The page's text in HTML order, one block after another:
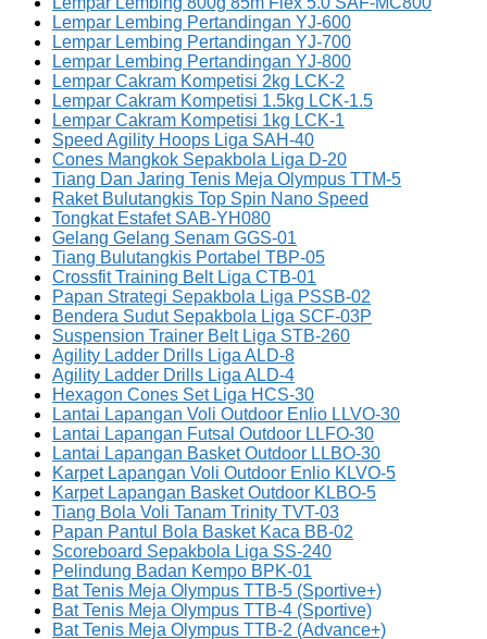
Lempar Lembing Pertandingan YJ-600
Lempar Lembing Pertandingan YJ-700
Lempar Lembing Pertandingan YJ-800
Lempar Cakram Kompetisi 2kg LCK-2
Lempar Cakram Kompetisi 1.5kg LCK-1.5
Lempar Cakram Kompetisi 1kg LCK-1
Speed Agility Hoops Liga SAH-40
Cones Mangkok Sepakbola Liga D-20
Tiang Dan Jaring Tenis Meja Olympus TTM-5
Raket Bulutangkis Top Spin Nano Speed
Tongkat Estafet SAB-YH080
Gelang Gelang Senam GGS-01
Tiang Bulutangkis Portabel TBP-05
Crossfit Training Belt Liga CTB-01
Papan Strategi Sepakbola Liga PSSB-02
Bendera Sudut Sepakbola Liga SCF-03P
Suspension Trainer Belt Liga STB-260
Agility Ladder Drills Liga ALD-8
Agility Ladder Drills Liga ALD-4
Hexagon Cones Set Liga HCS-30
Lantai Lapangan Voli Outdoor Enlio LLVO-30
Lantai Lapangan Futsal Outdoor LLFO-30
Lantai Lapangan Basket Outdoor LLBO-30
Karpet Lapangan Voli Outdoor Enlio KLVO-5
Karpet Lapangan Basket Outdoor KLBO-5
Tiang Bola Voli Tanam Trinity TVT-03
Papan Pantul Bola Basket Kaca BB-02
Scoreboard Sepakbola Liga SS-240
Pelindung Badan Kempo BPK-01
Bat Tenis Meja Olympus TTB-5 (Sportive+)
Bat Tenis Meja Olympus TTB-4 (Sportive)
Bat Tenis Meja Olympus TTB-2 (Advance+)